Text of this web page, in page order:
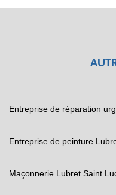
Entreprise de réparation
Entreprise de peinture
Maçonnerie Lubret Saint